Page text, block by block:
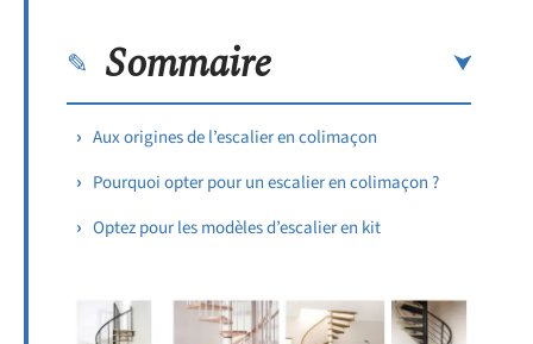
Sommaire
Aux origines de l’escalier en colimaçon
Pourquoi opter pour un escalier en colimaçon ?
Optez pour les modèles d’escalier en kit